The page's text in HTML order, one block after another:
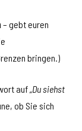
– gebt euren
bringen.)
auf„Du siehst
ob Sie sich